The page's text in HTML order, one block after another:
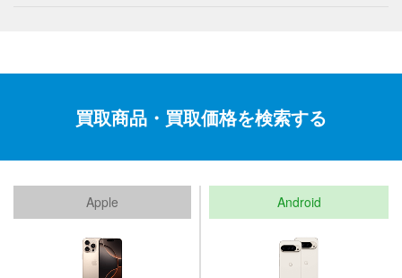
買取商品・買取価格を検索する
Apple Android